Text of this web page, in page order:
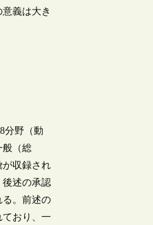
義は大き
分野（動
般（総
が収録され
後述の承認
る。前述の
ており、一